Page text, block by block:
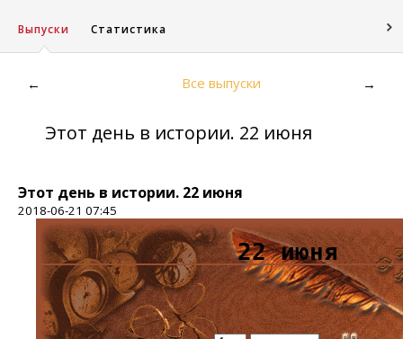
Выпуски Статистика
← Все выпуски →
Этот день в истории. 22 июня
Этот день в истории. 22 июня
2018-06-21 07:45
22 июня